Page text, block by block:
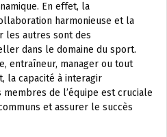
En effet, la
harmonieuse et la
les autres sont des
dans le domaine du sport.
entraîneur, manager ou tout
la capacité à interagir
de l’équipe est cruciale
et assurer le succès